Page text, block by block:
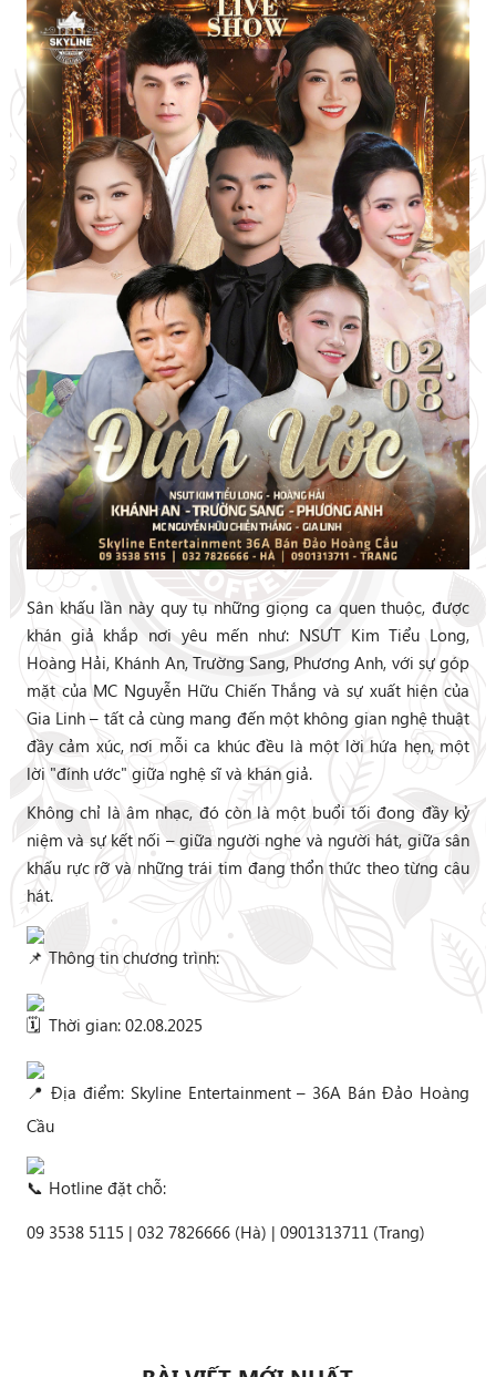
Sân khấu lần này quy tụ những giọng ca quen thuộc, được
khán giả khắp nơi yêu mến như: NSƯT Kim Tiểu Long,
Hoàng Hải, Khánh An, Trường Sang, Phương Anh, với sự góp
mặt của MC Nguyễn Hữu Chiến Thắng và sự xuất hiện của
Gia Linh – tất cả cùng mang đến một không gian nghệ thuật
đầy cảm xúc, nơi mỗi ca khúc đều là một lời hứa hẹn, một
lời "đính ước" giữa nghệ sĩ và khán giả.
Không chỉ là âm nhạc, đó còn là một buổi tối đong đầy kỷ
niệm và sự kết nối – giữa người nghe và người hát, giữa sân
khấu rực rỡ và những trái tim đang thổn thức theo từng câu
hát.
Thông tin chương trình:
Thời gian: 02.08.2025
Địa điểm: Skyline Entertainment – 36A Bán Đảo Hoàng
Cầu
Hotline đặt chỗ:
09 3538 5115 | 032 7826666 (Hà) | 0901313711 (Trang)